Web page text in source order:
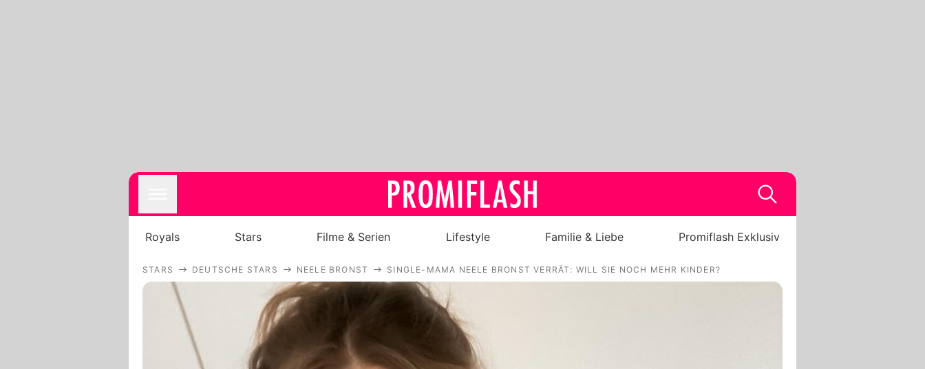
Royals
Stars
Filme & Serien
Lifestyle
Royals Stars Filme & Serien Lifestyle Familie & Liebe Promiflash Exklusiv
STARS DEUTSCHE STARS NEELE BRONST SINGLE-MAMA NEELE BRONST VERRÄT: WILL SIE NOCH MEHR KINDER?